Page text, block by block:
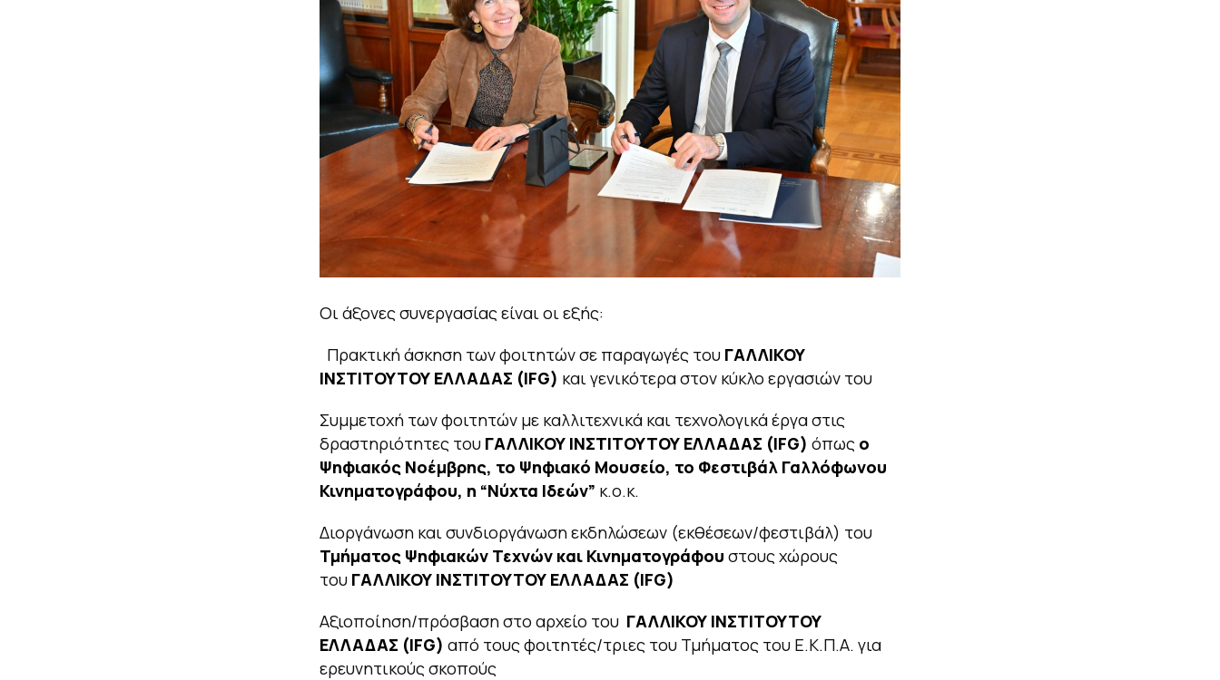
Οι άξονες συνεργασίας είναι οι εξής:
Πρακτική άσκηση των φοιτητών σε παραγωγές του ΓΑΛΛΙΚΟΥ
ΙΝΣΤΙΤΟΥΤΟΥ ΕΛΛΑΔΑΣ (IFG) και γενικότερα στον κύκλο εργασιών του
Συμμετοχή των φοιτητών με καλλιτεχνικά και τεχνολογικά έργα στις
δραστηριότητες του ΓΑΛΛΙΚΟΥ ΙΝΣΤΙΤΟΥΤΟΥ ΕΛΛΑΔΑΣ (IFG) όπως ο
Ψηφιακός Νοέμβρης, το Ψηφιακό Μουσείο, το Φεστιβάλ Γαλλόφωνου
Κινηματογράφου, η “Νύχτα Ιδεών” κ.ο.κ.
Διοργάνωση και συνδιοργάνωση εκδηλώσεων (εκθέσεων/φεστιβάλ) του
Τμήματος Ψηφιακών Τεχνών και Κινηματογράφου στους χώρους
του ΓΑΛΛΙΚΟΥ ΙΝΣΤΙΤΟΥΤΟΥ ΕΛΛΑΔΑΣ (IFG)
Αξιοποίηση/πρόσβαση στο αρχείο του ΓΑΛΛΙΚΟΥ ΙΝΣΤΙΤΟΥΤΟΥ
ΕΛΛΑΔΑΣ (IFG) από τους φοιτητές/τριες του Τμήματος του Ε.Κ.Π.Α. για
ερευνητικούς σκοπούς